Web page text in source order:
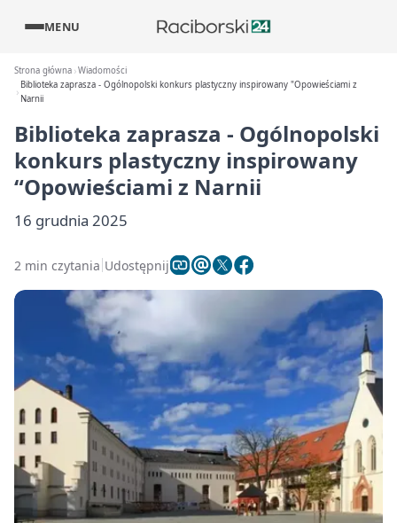
MENU
Strona główna Wiadomości
Biblioteka zaprasza - Ogólnopolski konkurs plastyczny inspirowany "Opowieściami z
Narnii
Biblioteka zaprasza - Ogólnopolski
konkurs plastyczny inspirowany
“Opowieściami z Narnii
16 grudnia 2025
2 min czytania Udostępnij